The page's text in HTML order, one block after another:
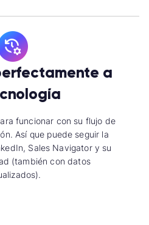
a
funcionar con su flujo de
Así que puede seguir la
Sales Navigator y su
(también con datos